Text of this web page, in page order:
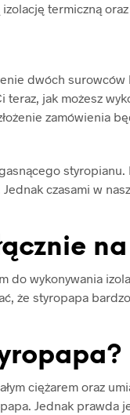
izolację termiczną
dwóch
jak możesz
zamówienia
czasami w
wykonywania
że styropapa
ciężarem oraz
Jednak